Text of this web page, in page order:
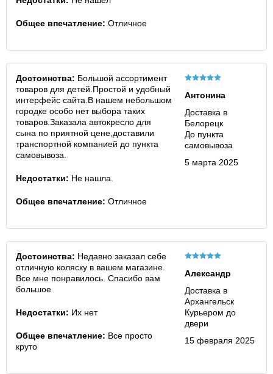
Общее впечатление: Отличное
Достоинства: Большой ассортимент
товаров для детей.Простой и удобный
интерфейс сайта.В нашем небольшом
городке особо нет выбора таких
товаров.Заказала автокресло для
сына по приятной цене,доставили
транспортной компанией до пункта
самовывоза.
Недостатки: Не нашла.
Общее впечатление: Отличное
Антонина
Доставка в
Белорецк
До пункта
самовывоза
5 марта 2025
Достоинства: Недавно заказал себе
отличную коляску в вашем магазине.
Все мне понравилось. Спасибо вам
большое
Недостатки: Их нет
Общее впечатление: Все просто
круто
Александр
Доставка в
Архангельск
Курьером до
двери
15 февраля 2025